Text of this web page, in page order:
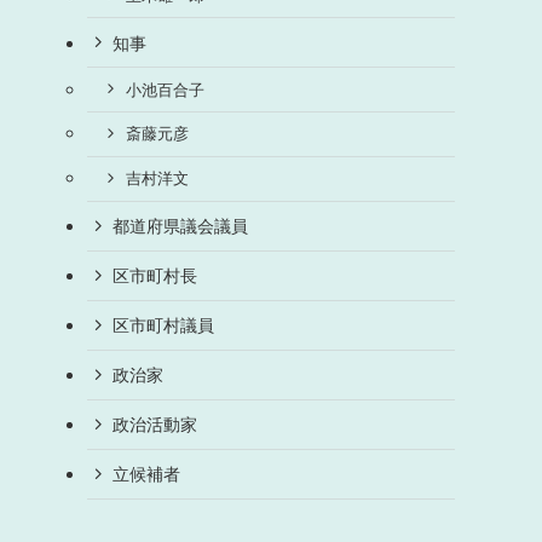
知事
小池百合子
斎藤元彦
吉村洋文
都道府県議会議員
区市町村長
区市町村議員
政治家
政治活動家
立候補者